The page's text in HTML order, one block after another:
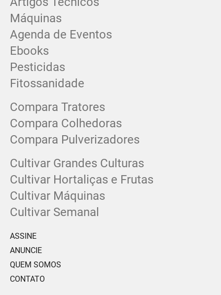
Máquinas
Agenda de Eventos
Ebooks
Pesticidas
Fitossanidade
Compara Tratores
Compara Colhedoras
Compara Pulverizadores
Cultivar Grandes Culturas
Cultivar Hortaliças e Frutas
Cultivar Máquinas
Cultivar Semanal
ASSINE
ANUNCIE
QUEM SOMOS
CONTATO